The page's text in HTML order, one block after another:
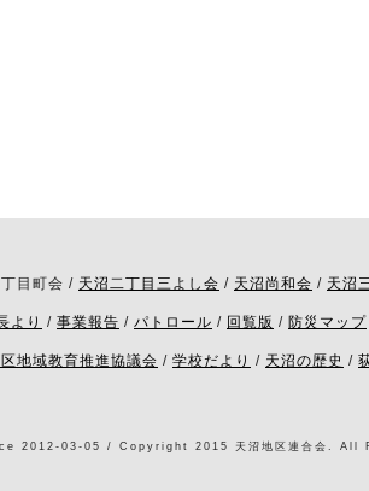
目町会 / 天沼二丁目三よし会 / 天沼尚和会 / 天沼
より / 事業報告 / パトロール / 回覧版 / 防災マップ
地域教育推進協議会 / 学校だより / 天沼の歴史 /
2012-03-05 / Copyright 2015 天沼地区連合会.